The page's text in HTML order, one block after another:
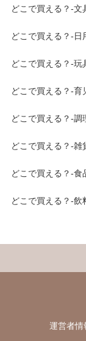
どこで買える？-文
どこで買える？-日
どこで買える？-玩
どこで買える？-育
どこで買える？-調
どこで買える？-雑
どこで買える？-食
どこで買える？-飲
運営者情